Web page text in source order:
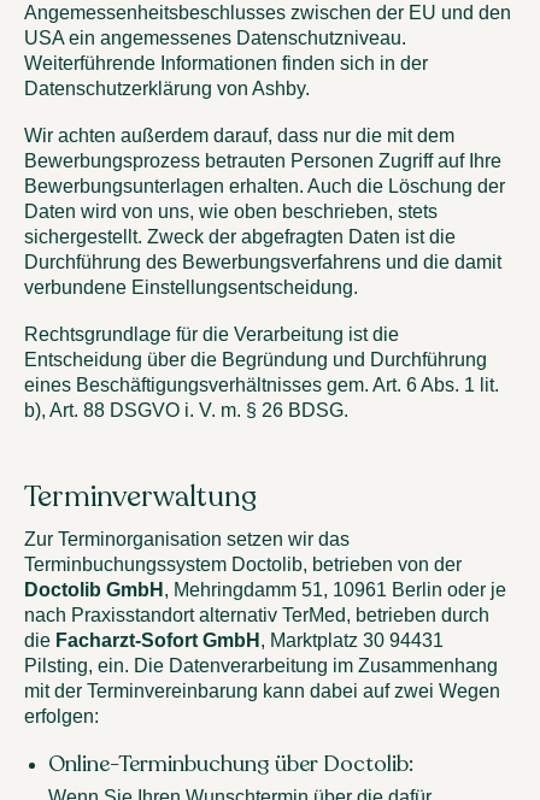
Angemessenheitsbeschlusses zwischen der EU und den
USA ein angemessenes Datenschutzniveau.
Weiterführende Informationen finden sich in der
Datenschutzerklärung von Ashby.
Wir achten außerdem darauf, dass nur die mit dem
Bewerbungsprozess betrauten Personen Zugriff auf Ihre
Bewerbungsunterlagen erhalten. Auch die Löschung der
Daten wird von uns, wie oben beschrieben, stets
sichergestellt. Zweck der abgefragten Daten ist die
Durchführung des Bewerbungsverfahrens und die damit
verbundene Einstellungsentscheidung.
Rechtsgrundlage für die Verarbeitung ist die
Entscheidung über die Begründung und Durchführung
eines Beschäftigungsverhältnisses gem. Art. 6 Abs. 1 lit.
b), Art. 88 DSGVO i. V. m. § 26 BDSG.
Terminverwaltung
Zur Terminorganisation setzen wir das
Terminbuchungssystem Doctolib, betrieben von der
Doctolib GmbH , Mehringdamm 51, 10961 Berlin oder je
nach Praxisstandort alternativ TerMed, betrieben durch
die Facharzt-Sofort GmbH , Marktplatz 30 94431
Pilsting, ein. Die Datenverarbeitung im Zusammenhang
mit der Terminvereinbarung kann dabei auf zwei Wegen
erfolgen:
Online-Terminbuchung über Doctolib: